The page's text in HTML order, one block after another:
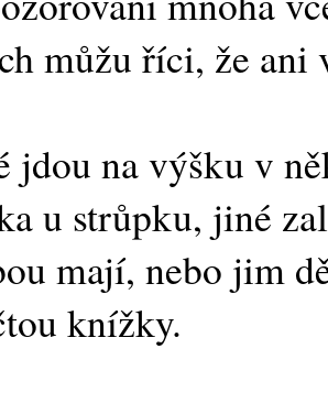
můžu říci, že ani
jdou na výšku v
u strůpku, jiné
mají, nebo jim
knížky.